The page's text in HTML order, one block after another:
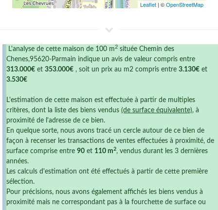
Leaflet | ©OpenStreetMap
L'analyse de cette maison de 100 m 2 située Chemin des
Chenes,95620-Parmain indique un avis de valeur compris entre
313.000€ et 353.000€ , soit un prix au m2 compris entre 3.130€ et
3.530€
L'estimation de cette maison est effectuée à partir de multiples
critères, dont la liste des biens vendus (de surface équivalente), à
proximité de l'adresse de ce bien.
En quelque sorte, nous avons tracé un cercle autour de ce bien de
façon à recenser les transactions de ventes effectuées à proximité, de
surface comprise entre 90 et 110 m2, vendus durant les 3 dernières
années.
Les calculs d'estimation ont été effectués à partir de cette première
sélection.
Pour précisions, nous avons également affichés les biens vendus à
proximité mais ne correspondant pas à la fourchette de surface ou